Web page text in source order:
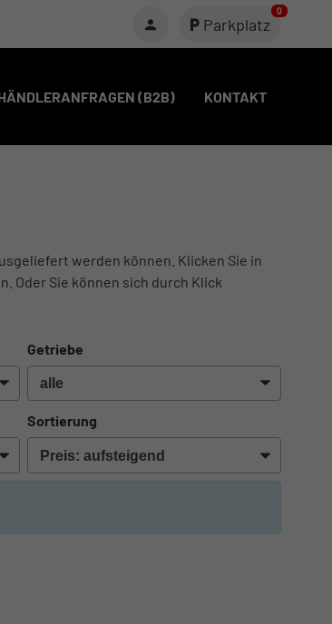
Parkplatz
0
(B2B) KONTAKT
werden können. Klicken Sie in
Oder Sie können sich durch Klick
Getriebe
Sortierung